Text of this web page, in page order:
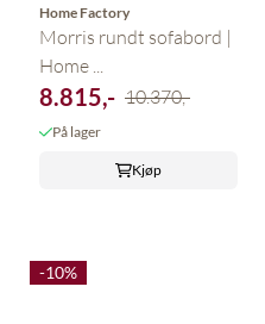
Home Factory
Morris rundt sofabord |
Home ...
8.815,- 10.370,-
På lager
Kjøp
-10%